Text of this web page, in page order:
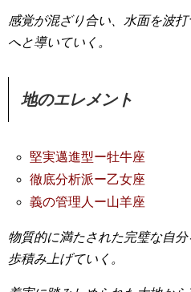
感覚が混ざり合い、水面を波
へと導いていく。
地のエレメント
堅実邁進型ー牡牛座
徹底分析派ー乙女座
義の管理人ー山羊座
物質的に満たされた完璧な自
歩積み上げていく。